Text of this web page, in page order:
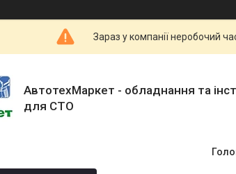
Зараз у компанії неробочий
АвтотехМаркет - обладнання та
для СТО